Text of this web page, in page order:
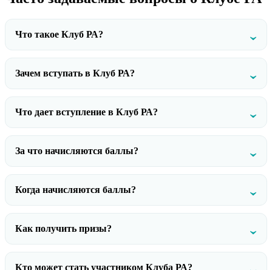
Что такое Клуб РА?
Зачем вступать в Клуб РА?
Что дает вступление в Клуб РА?
За что начисляются баллы?
Когда начисляются баллы?
Как получить призы?
Кто может стать участником Клуба РА?